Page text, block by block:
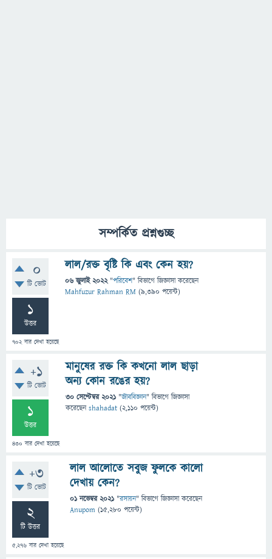
সম্পর্কিত প্রশ্নগুচ্ছ
0
টি ভোট
1
উত্তর
702বার দেখা হয়েছে
লাল/রক্ত বৃষ্টি কি এবং কেন হয়?
06 জুলাই 2022 "পরিবেশ" বিভাগে জিজ্ঞাসাকরেছেন
Mahfuzur Rahman RM (9,390 পয়েন্ট)
+1
টি ভোট
1
উত্তর
430 বার দেখা হয়েছে
মানুষের রক্ত ​​কি কখনো লাল ছাড়া
অন্য কোন রঙের হয়?
30 সেপ্টেম্বর 2021 "জীববিজ্ঞান" বিভাগে জিজ্ঞাসা
করেছেনshahadat (2,110 পয়েন্ট)
+3
টি ভোট
2
টি উত্তর
5,276 বার দেখা হয়েছে
লাল আলোতে সবুজ ফুলকে কালো
দেখায় কেন?
01 নভেম্বর 2021 "রসায়ন" বিভাগে জিজ্ঞাসাকরেছেন
Anupom (15,280 পয়েন্ট)